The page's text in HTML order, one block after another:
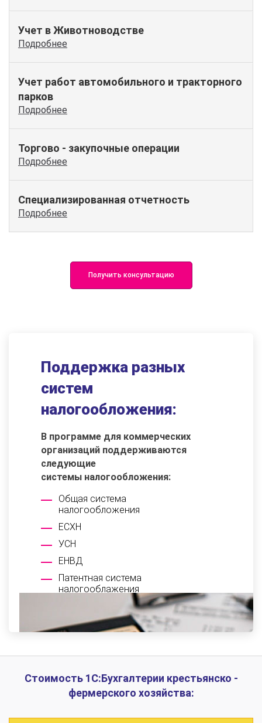
Учет в Животноводстве
Подробнее
Учет работ автомобильного и тракторного
парков
Подробнее
Торгово - закупочные операции
Подробнее
Специализированная отчетность
Подробнее
Получить консультацию
Поддержка разных
систем
налогообложения:
В программе для коммерческих
организаций поддерживаются
следующие
системы налогообложения:
Общая система
налогообложения
ЕСХН
УСН
ЕНВД
Патентная система
налогооблажения
Стоимость 1С:Бухгалтерии крестьянско -
фермерского хозяйства: